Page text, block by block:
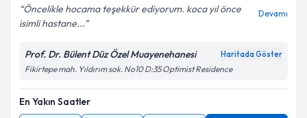
Öncelikle hocama teşekkür ediyorum. koca yıl önce
isimli hastane...
Devamı
Prof. Dr. Bülent Düz Özel Muayenehanesi Haritada Göster
Fikirtepe mah. Yıldırım sok. No10 D:35 Optimist Residence
En Yakın Saatler